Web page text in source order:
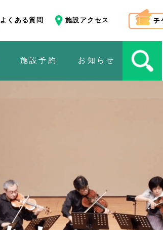
よくある質問 施設アクセス
施設予約 お知らせ